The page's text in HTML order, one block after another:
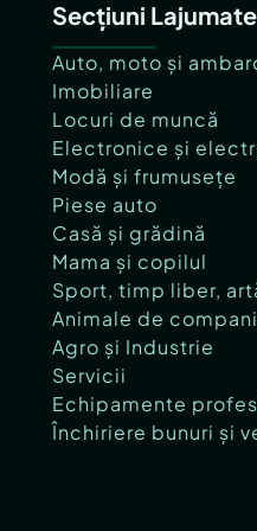
Secțiuni Lajumate
Auto, moto și
Imobiliare
Locuri de muncă
Electronice și
Modă și frumusețe
Piese auto
Casă și grădină
Mama și copilul
Sport, timp liber,
Animale de
Agro și Industrie
Servicii
Echipamente
Închiriere bunuri și